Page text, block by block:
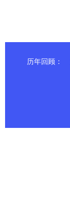
历年回顾：